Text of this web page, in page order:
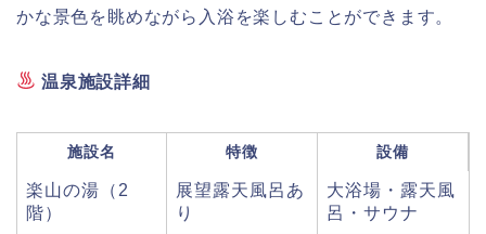
かな景色を眺めながら入浴を楽しむことができます。
温泉施設詳細
施設名 特徴 設備
楽山の湯（2
階）
展望露天風呂あ
り
大浴場・露天風
呂・サウナ